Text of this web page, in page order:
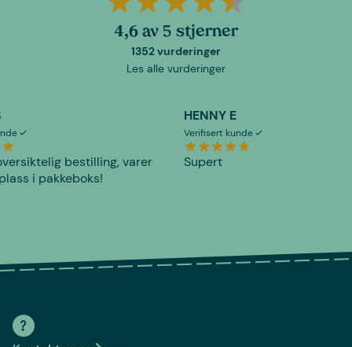
4,6 av 5 stjerner
1352 vurderinger
Les alle vurderinger
bestilling, varer
i pakkeboks!
HENNY E
Verifisert kunde
Supert